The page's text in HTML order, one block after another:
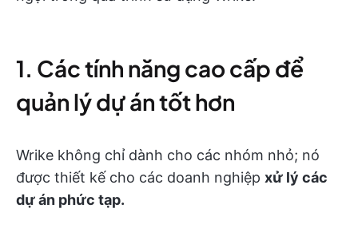
1. Các tính năng cao cấp để
quản lý dự án tốt hơn
Wrike không chỉ dành cho các nhóm nhỏ; nó
được thiết kế cho các doanh nghiệp xử lý các
dự án phức tạp.